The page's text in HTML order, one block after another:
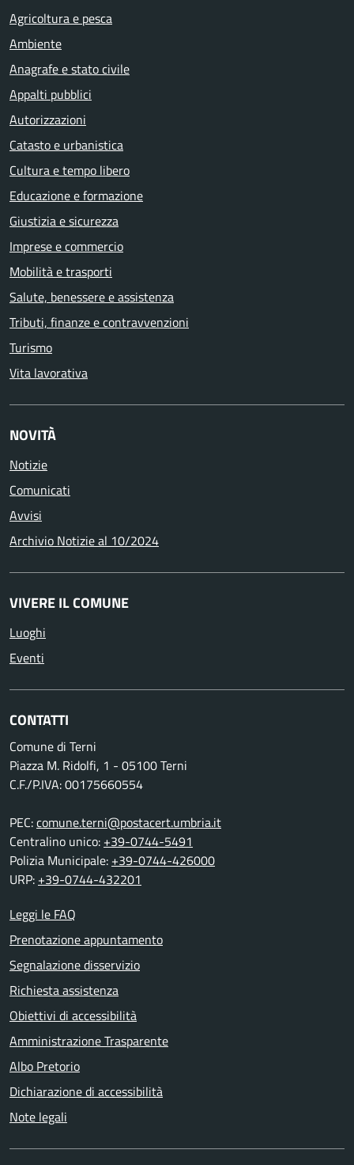
Agricoltura e pesca
Ambiente
Anagrafe e stato civile
Appalti pubblici
Autorizzazioni
Catasto e urbanistica
Cultura e tempo libero
Educazione e formazione
Giustizia e sicurezza
Imprese e commercio
Mobilità e trasporti
Salute, benessere e assistenza
Tributi, finanze e contravvenzioni
Turismo
Vita lavorativa
NOVITÀ
Notizie
Comunicati
Avvisi
Archivio Notizie al 10/2024
VIVERE IL COMUNE
Luoghi
Eventi
CONTATTI
Comune di Terni
Piazza M. Ridolfi, 1 - 05100 Terni
C.F./P.IVA: 00175660554
PEC:comune.terni@postacert.umbria.it
Centralino unico: +39-0744-5491
Polizia Municipale: +39-0744-426000
URP: +39-0744-432201
Leggi le FAQ
Prenotazione appuntamento
Segnalazione disservizio
Richiesta assistenza
Obiettivi di accessibilità
Amministrazione Trasparente
Albo Pretorio
Dichiarazione di accessibilità
Note legali